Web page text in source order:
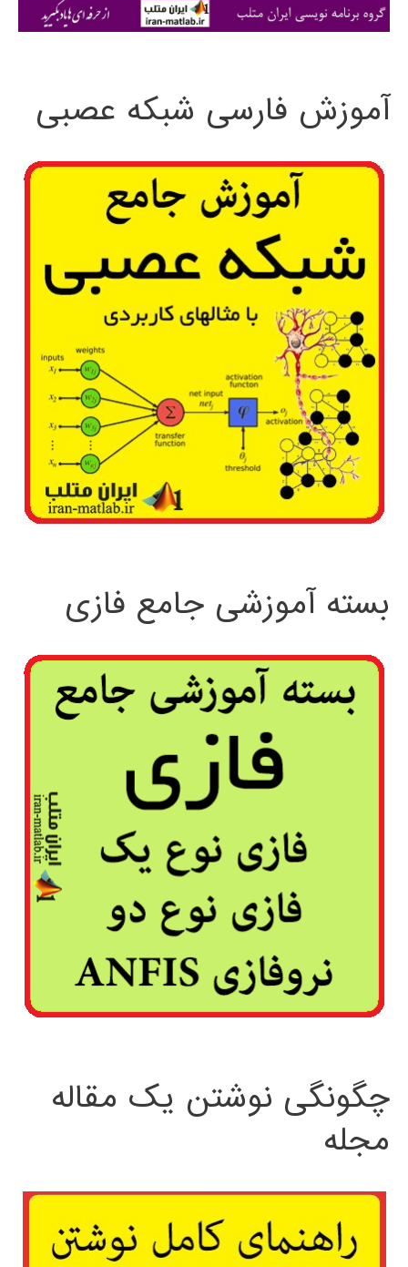
ی
آموزش فارسی شبکه عصبی
بسته آموزشی جامع فازی
چگونگی نوشتن یک مقاله
مجله